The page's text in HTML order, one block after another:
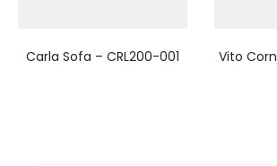
Carla Sofa – CRL200-001
Vito